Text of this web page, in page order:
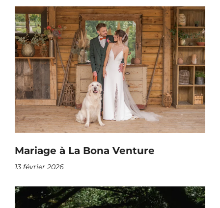
Mariage à La Bona Venture
13 février 2026